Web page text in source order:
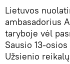
Lietuvos
ambasadorius
taryboje vėl
Sausio 13-
Užsienio